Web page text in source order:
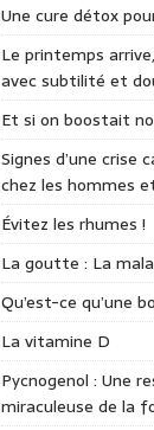
Une cure détox
Le printemps
avec subtilité et
Et si on boostait
Signes d’une crise
chez les hommes
Évitez les rhumes !
La goutte : La
Qu’est-ce qu’une
La vitamine D
Pycnogenol : Une
miraculeuse de la